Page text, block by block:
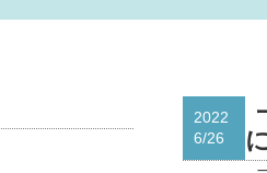
2022
6/26